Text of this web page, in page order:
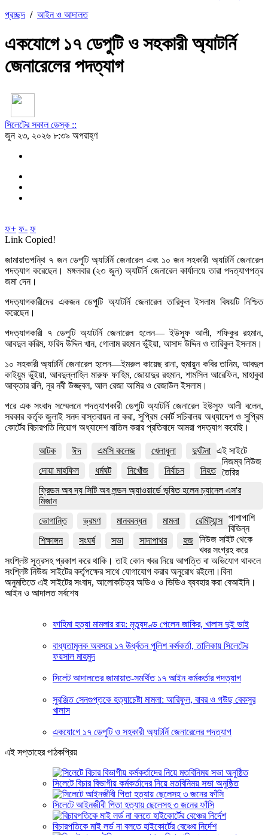
প্রচ্ছদ / আইন ও আদালত
একযোগে ১৭ ডেপুটি ও সহকারী অ্যাটর্নি
জেনারেলের পদত্যাগ
সিলেটের সকাল ডেস্ক ::
জুন ২৩, ২০২৬ ৮:৩৯ অপরাহ্ণ
ফ+ ফ- ফ
Link Copied!
জামায়াতপন্থি ৭ জন ডেপুটি অ্যাটর্নি জেনারেল এবং ১০ জন সহকারী অ্যাটর্নি জেনারেল
পদত্যাগ করেছেন। মঙ্গলবার (২৩ জুন) অ্যাটর্নি জেনারেল কার্যালয়ে তারা পদত্যাগপত্র
জমা দেন।
পদত্যাগকারীদের একজন ডেপুটি অ্যাটর্নি জেনারেল তারিকুল ইসলাম বিষয়টি নিশ্চিত
করেছেন।
পদত্যাগকারী ৭ ডেপুটি অ্যাটর্নি জেনারেল হলেন— ইউসুফ আলী, শফিকুর রহমান,
আবদুল করিম, ফরিদ উদ্দিন খান, গোলাম রহমান ভুঁইয়া, আসাদ উদ্দিন ও তারিকুল ইসলাম।
১০ সহকারী অ্যাটর্নি জেনারেল হলেন—ইমরুল কায়েছ রানা, হুমায়ুন কবির তানিম, আবদুল
কাইয়ুম ভুঁইয়া, আবদুল্লাহিল মারুফ ফাহিম, জোয়াদুর রহমান, শামসিল আরেফিন, মাহাবুবা
আক্তার রলি, নূর নবী উজ্জ্বল, আল রেজা আমির ও রেজাউল ইসলাম।
পরে এক সংবাদ সম্মেলনে পদত্যাগকারী ডেপুটি অ্যাটর্নি জেনারেল ইউসুফ আলী বলেন,
সরকার কর্তৃক জুলাই সনদ বাস্তবায়ন না করা, সুপ্রিম কোর্ট সচিবালয় অধ্যাদেশ ও সুপ্রিম
কোর্টের বিচারপতি নিয়োগ অধ্যাদেশ বাতিল করার প্রতিবাদে আমরা পদত্যাগ করেছি।
আটক ঈদ এমসি কলেজ খেলাধুলা
দুর্ঘটনা
দোয়া মাহফিল
ধর্মঘট নিখোঁজ নির্বাচন
নিহত
ফ্রিডম অব দ্য সিটি অব লন্ডন অ্যাওয়ার্ডে ভূষিত হলেন চ্যানেল এস'র
মিজান
ভোগান্তি
ভ্রমণ মানববন্ধন মামলা
রেমিট্যান্স
শিক্ষাঙ্গন
সংঘর্ষ সভা সাদাপাথর হজ
এই সাইটে
নিজম্ব নিউজ
তৈরির
পাশাপাশি
বিভিন্ন
নিউজ সাইট থেকে
খবর সংগ্রহ করে
সংশ্লিষ্ট সূত্রসহ প্রকাশ করে থাকি। তাই কোন খবর নিয়ে আপত্তি বা অভিযোগ থাকলে
সংশ্লিষ্ট নিউজ সাইটের কর্তৃপক্ষের সাথে যোগাযোগ করার অনুরোধ রইলো।বিনা
অনুমতিতে এই সাইটের সংবাদ, আলোকচিত্র অডিও ও ভিডিও ব্যবহার করা বেআইনি।
আইন ও আদালত সর্বশেষ
ফাহিমা হত্যা মামলার রায়: মৃত্যুদণ্ড পেলেন জাকির, খালাস দুই ভাই
বাধ্যতামূলক অবসরে ১৭ ঊর্ধ্বতন পুলিশ কর্মকর্তা, তালিকায় সিলেটের
ফয়সাল মাহমুদ
সিলেট আদালতের জামায়াত-সমর্থিত ১৭ আইন কর্মকর্তার পদত্যাগ
সুরঞ্জিত সেনগুপ্তকে হত্যাচেষ্টা মামলা: আরিফুল, বাবর ও গউছ বেকসুর
খালাস
একযোগে ১৭ ডেপুটি ও সহকারী অ্যাটর্নি জেনারেলের পদত্যাগ
এই সপ্তাহের পাঠকপ্রিয়
সিলেটে বিচার বিভাগীয় কর্মকর্তাদের নিয়ে মতবিনিময় সভা অনুষ্ঠিত
সিলেটে আইনজীবী পিতা হত্যায় ছেলেসহ ৩ জনের ফাঁসি
বিচারপতিকে মাই লর্ড না বলতে হাইকোর্টের বেঞ্চের নির্দেশ